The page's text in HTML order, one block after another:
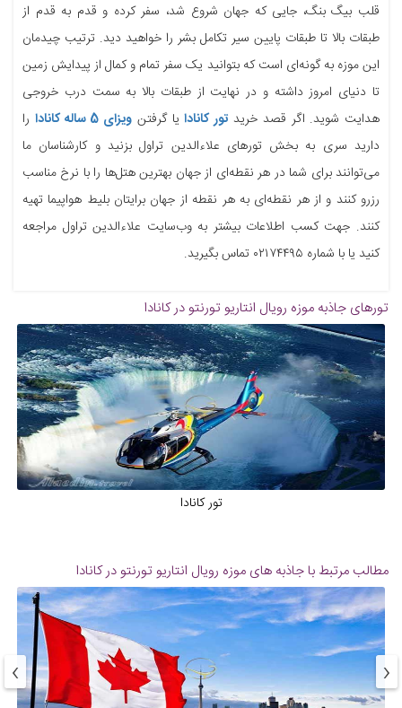
قلب بیگ بنگ، جایی که جهان شروع شد، سفر کرده و قدم به قدم از
طبقات بالا تا طبقات پایین سیر تکامل بشر را خواهید دید. ترتیب چیدمان
این موزه به گونه‌ای است که بتوانید یک سفر تمام و کمال از پیدایش زمین
تا دنیای امروز داشته و در نهایت از طبقات بالا به سمت درب خروجی
هدایت شوید. اگر قصد خرید تور کانادایا گرفتن ویزای 5 ساله کانادا
را
دارید سری به بخش تورهای علاءالدین تراول بزنید و کارشناسان ما
می‌توانند برای شما در هر نقطه‌ای از جهان بهترین هتل‌ها را با نرخ مناسب
رزرو کنند و از هر نقطه‌ای به هر نقطه از جهان برایتان بلیط هواپیما تهیه
کنند. جهت کسب اطلاعات بیشتر به وب‌سایت علاءالدین تراول مراجعه
کنید یا با شماره ۰۲۱۷۴۴۹۵ تماس بگیرید.
تورهای جاذبه موزه رویال انتاریو تورنتو در کانادا
تور کانادا
مطالب مرتبط با جاذبه های موزه رویال انتاریو تورنتو در کانادا
‹
›